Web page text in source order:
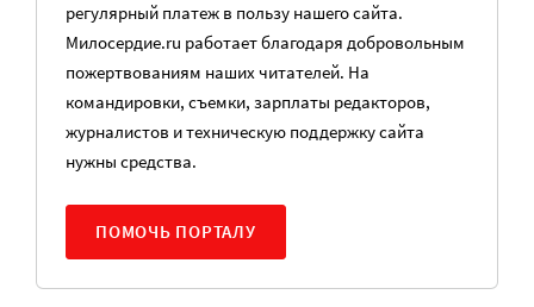
регулярный платеж в пользу нашего сайта.
Милосердие.ru работает благодаря добровольным
пожертвованиям наших читателей. На
командировки, съемки, зарплаты редакторов,
журналистов и техническую поддержку сайта
нужны средства.
ПОМОЧЬ ПОРТАЛУ